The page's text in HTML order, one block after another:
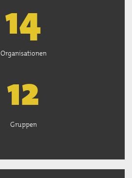
14
Organisationen
13
Gruppen